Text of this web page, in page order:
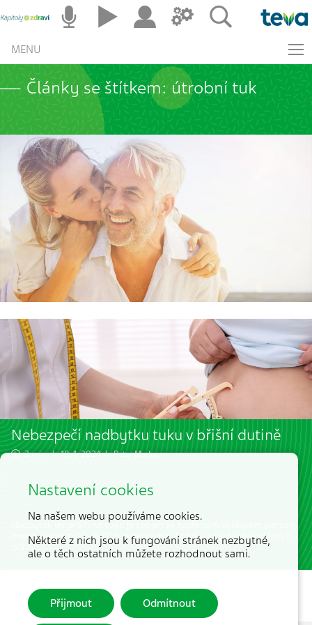
MENU
Články se štítkem: útrobní tuk
Nebezpečí nadbytku tuku v břišní dutině
2 min. | 18. 1. 2024 |Peter Marko
Nadbytek viscerálního tuku je spojen se zvýšeným výskytem poruch
metabolismu tuků, vyšším výskytem cukrovky a kardiovaskulárních
příhod.
Nastavení cookies
Na našem webu používáme cookies.
Některé z nich jsou k fungování stránek nezbytné,
ale o těch ostatních můžete rozhodnout sami.
Přijmout Odmítnout